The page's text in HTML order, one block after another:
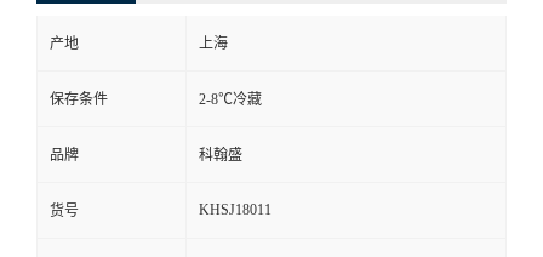
产地 上海
保存条件 2-8℃冷藏
品牌 科翰盛
货号 KHSJ18011